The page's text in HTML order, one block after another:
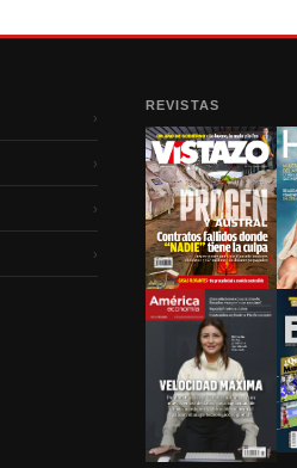
›
›
›
›
REVISTAS